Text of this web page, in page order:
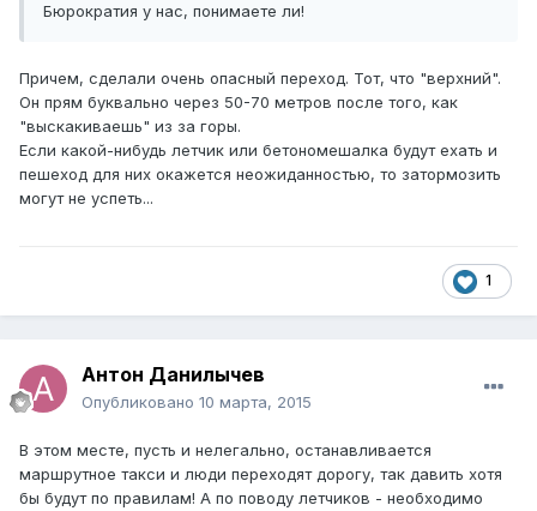
Бюрократия у нас, понимаете ли!
Причем, сделали очень опасный переход. Тот, что "верхний".
Он прям буквально через 50-70 метров после того, как
"выскакиваешь" из за горы.
Если какой-нибудь летчик или бетономешалка будут ехать и
пешеход для них окажется неожиданностью, то затормозить
могут не успеть...
1
Антон Данилычев
Опубликовано 10 марта, 2015
В этом месте, пусть и нелегально, останавливается
маршрутное такси и люди переходят дорогу, так давить хотя
бы будут по правилам! А по поводу летчиков - необходимо